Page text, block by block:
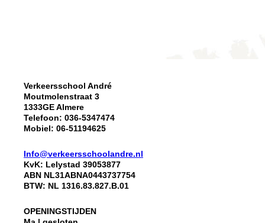
Verkeersschool André
Moutmolenstraat 3
1333GE Almere
Telefoon: 036-5347474
Mobiel: 06-51194625
Info@verkeersschoolandre.nl
KvK: Lelystad 39053877
ABN NL31ABNA0443737754
BTW: NL 1316.83.827.B.01
OPENINGSTIJDEN